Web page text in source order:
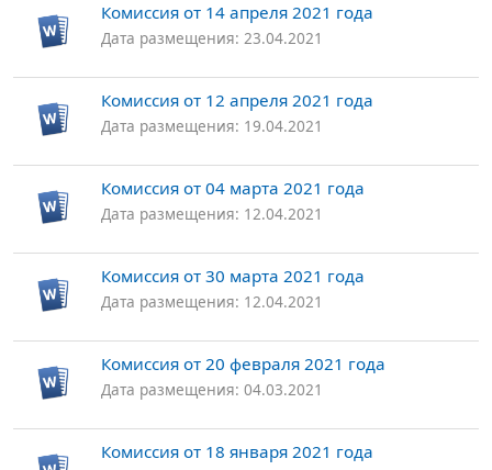
Комиссия от 14 апреля 2021 года
Дата размещения: 23.04.2021
Комиссия от 12 апреля 2021 года
Дата размещения: 19.04.2021
Комиссия от 04 марта 2021 года
Дата размещения: 12.04.2021
Комиссия от 30 марта 2021 года
Дата размещения: 12.04.2021
Комиссия от 20 февраля 2021 года
Дата размещения: 04.03.2021
Комиссия от 18 января 2021 года